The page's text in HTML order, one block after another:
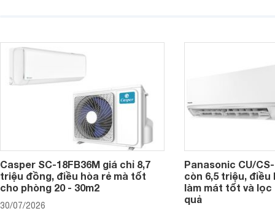
Casper SC-18FB36M giá chỉ 8,7
triệu đồng, điều hòa rẻ mà tốt
cho phòng 20 - 30m2
30/07/2026
Panasonic CU/
còn 6,5 triệu, điều
làm mát tốt và lọc
quả